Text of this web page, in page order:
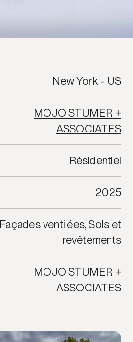
New York - US
MOJO STUMER +
ASSOCIATES
Résidentiel
2025
Façades ventilées, Sols et
revêtements
MOJO STUMER +
ASSOCIATES